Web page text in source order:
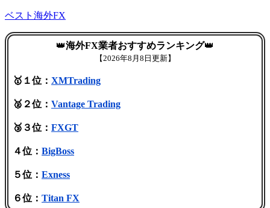
ベスト海外FX
👑海外FX業者おすすめランキング👑
【2026年8月8日更新】
🥇１位： XMTrading
🥈２位： Vantage Trading
🥉３位： FXGT
４位： BigBoss
５位： Exness
６位： Titan FX